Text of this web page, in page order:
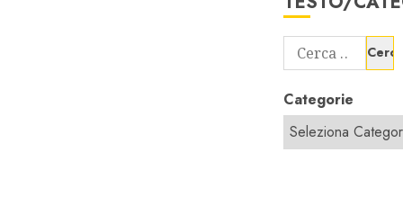
Ricerca
per:
Categorie